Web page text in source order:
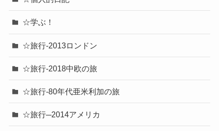
☆学ぶ！
☆旅行-2013ロンドン
☆旅行-2018中欧の旅
☆旅行-80年代亜米利加の旅
☆旅行─2014アメリカ